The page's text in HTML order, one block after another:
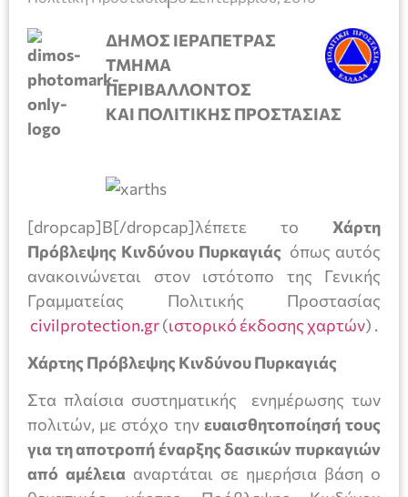
ΔΗΜΟΣ ΙΕΡΑΠΕΤΡΑΣ
ΤΜΗΜΑ
ΠΕΡΙΒΑΛΛΟΝΤΟΣ
ΚΑΙ ΠΟΛΙΤΙΚΗΣ ΠΡΟΣΤΑΣΙΑΣ
[dropcap]Β[/dropcap]λέπετε το Χάρτη
Πρόβλεψης Κινδύνου Πυρκαγιάς όπως αυτός
ανακοινώνεται στον ιστότοπο της Γενικής
Γραμματείας Πολιτικής Προστασίας
civilprotection.gr(ιστορικό έκδοσης χαρτών) .
Χάρτης Πρόβλεψης Κινδύνου Πυρκαγιάς
Στα πλαίσια συστηματικής ενημέρωσης των
πολιτών, με στόχο την ευαισθητοποίησή τους
για τη αποτροπή έναρξης δασικών πυρκαγιών
από αμέλεια αναρτάται σε ημερήσια βάση ο